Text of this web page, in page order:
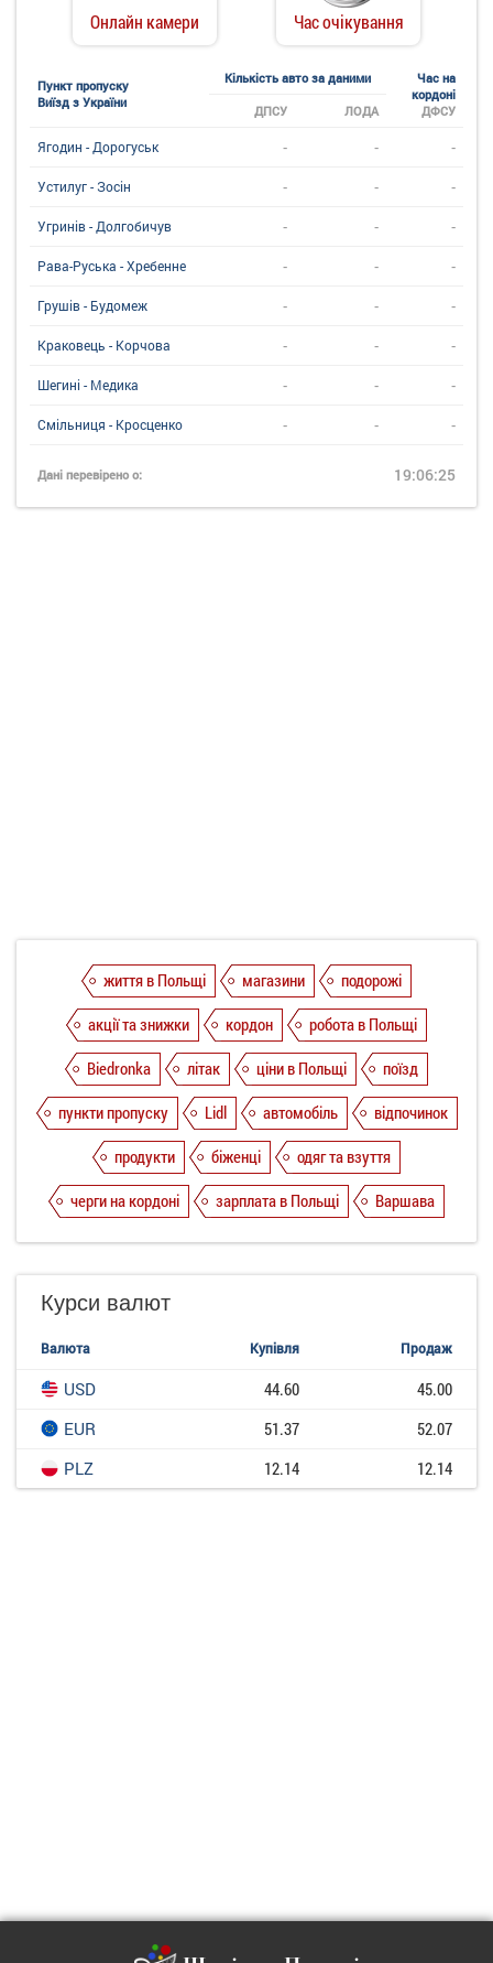
Онлайн камери Час очікування
Пункт пропуску
Виїзд з України
Кількість авто за даними
Час на
кордоні
ДФСУ
ДПСУ ЛОДА
Ягодин - Дорогуськ - - -
Устилуг - Зосін - - -
Угринiв - Долгобичув - - -
Рава-Руська - Хребенне - - -
Грушів - Будомеж - - -
Краковець - Корчова - - -
Шегині - Медика - - -
Смільниця - Кросценко - - -
Дані перевірено о: 19:06:25
життя в Польщі магазини
подорожі
акції та знижки
кордон
робота в Польщі
Biedronka
літак ціни в Польщі
поїзд
пункти пропуску
Lidl автомобіль
відпочинок
продукти
біженці
одяг та взуття
черги на кордоні
зарплата в Польщі Варшава
Курси валют
Валюта Купівля Продаж
USD 44.60
45.00
EUR
51.37
52.07
PLZ
12.14 12.14